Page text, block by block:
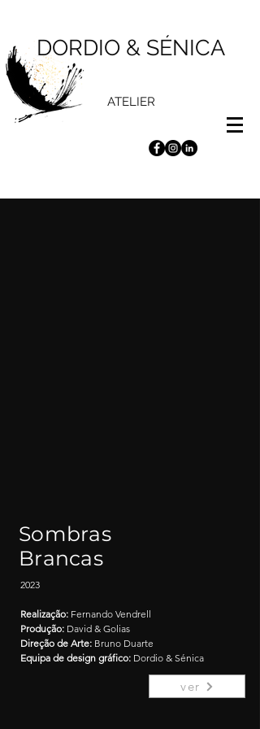
DORDIO & SÉNICA
ATELIER
Sombras
Brancas
2023
Realização: Fernando Vendrell
Produção: David & Golias
Direção de Arte: Bruno Duarte
Equipa de design gráfico: Dordio & Sénica
ver